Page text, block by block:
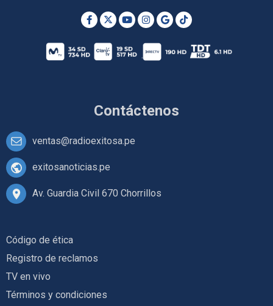
Contáctenos
ventas@radioexitosa.pe
exitosanoticias.pe
Av. Guardia Civil 670 Chorrillos
Código de ética
Registro de reclamos
TV en vivo
Términos y condiciones